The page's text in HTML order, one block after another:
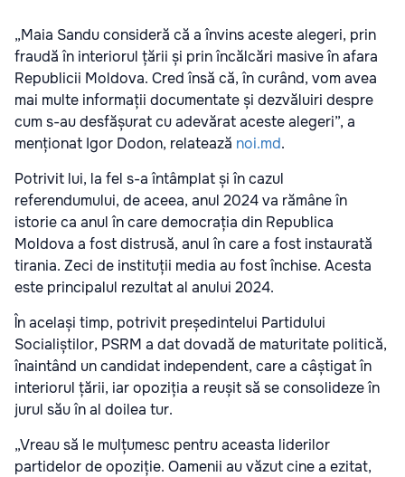
„Maia Sandu consideră că a învins aceste alegeri, prin
fraudă în interiorul țării și prin încălcări masive în afara
Republicii Moldova. Cred însă că, în curând, vom avea
mai multe informații documentate și dezvăluiri despre
cum s-au desfășurat cu adevărat aceste alegeri”, a
menționat Igor Dodon, relatează noi.md.
Potrivit lui, la fel s-a întâmplat și în cazul
referendumului, de aceea, anul 2024 va rămâne în
istorie ca anul în care democrația din Republica
Moldova a fost distrusă, anul în care a fost instaurată
tirania. Zeci de instituții media au fost închise. Acesta
este principalul rezultat al anului 2024.
În același timp, potrivit președintelui Partidului
Socialiștilor, PSRM a dat dovadă de maturitate politică,
înaintând un candidat independent, care a câștigat în
interiorul țării, iar opoziția a reușit să se consolideze în
jurul său în al doilea tur.
„Vreau să le mulțumesc pentru aceasta liderilor
partidelor de opoziție. Oamenii au văzut cine a ezitat,